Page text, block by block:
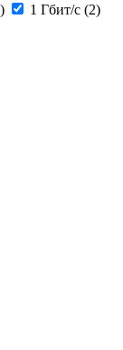
) 1 Гбит/с (2)